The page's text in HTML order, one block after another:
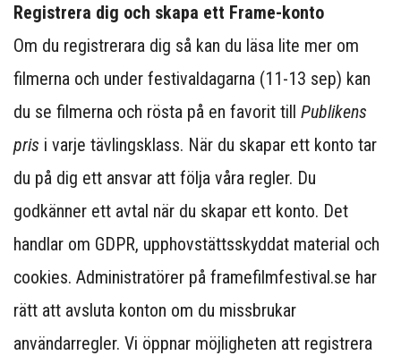
Registrera dig och skapa ett Frame-konto
Om du registrerara dig så kan du läsa lite mer om
filmerna och under festivaldagarna (11-13 sep) kan
du se filmerna och rösta på en favorit till Publikens
pris i varje tävlingsklass. När du skapar ett konto tar
du på dig ett ansvar att följa våra regler. Du
godkänner ett avtal när du skapar ett konto. Det
handlar om GDPR, upphovstättsskyddat material och
cookies. Administratörer på framefilmfestival.se har
rätt att avsluta konton om du missbrukar
användarregler. Vi öppnar möjligheten att registrera